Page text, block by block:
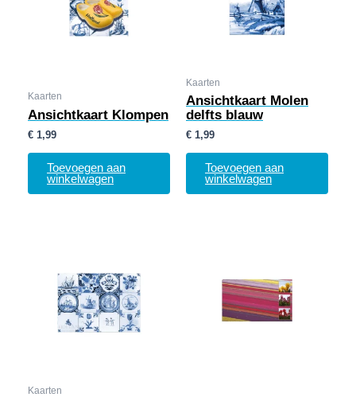
Kaarten
Ansichtkaart Klompen
€ 1,99
Toevoegen aan
winkelwagen
Kaarten
Ansichtkaart Molen
delfts blauw
€ 1,99
Toevoegen aan
winkelwagen
Kaarten